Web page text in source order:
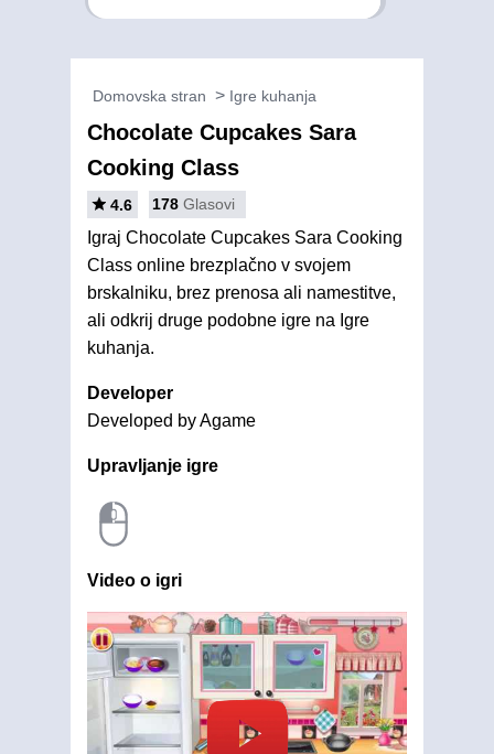
Domovska stran Igre kuhanja
Chocolate Cupcakes Sara
Cooking Class
4.6 178 Glasovi
Igraj Chocolate Cupcakes Sara Cooking
Class online brezplačno v svojem
brskalniku, brez prenosa ali namestitve,
ali odkrij druge podobne igre na Igre
kuhanja.
Developer
Developed by Agame
Upravljanje igre
Video o igri